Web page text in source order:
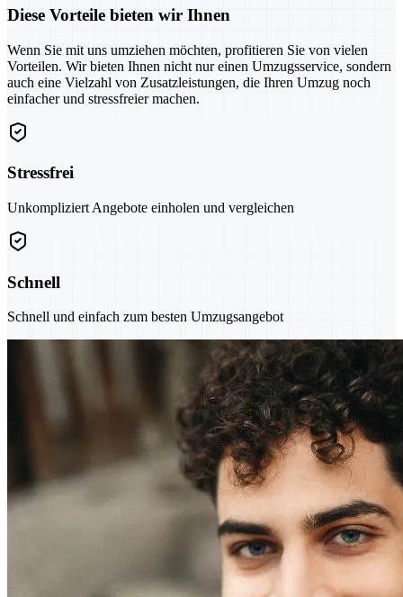
Diese Vorteile bieten wir Ihnen
Wenn Sie mit uns umziehen möchten, profitieren Sie von vielen
Vorteilen. Wir bieten Ihnen nicht nur einen Umzugsservice, sondern
auch eine Vielzahl von Zusatzleistungen, die Ihren Umzug noch
einfacher und stressfreier machen.
Stressfrei
Unkompliziert Angebote einholen und vergleichen
Schnell
Schnell und einfach zum besten Umzugsangebot